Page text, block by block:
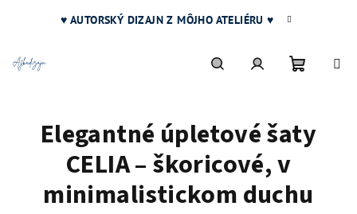
♥ AUTORSKÝ DIZAJN Z MÔJHO ATELIÉRU ♥
košík
Elegantné úpletové šaty
CELIA – škoricové, v
minimalistickom duchu